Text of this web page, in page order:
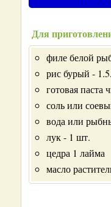
Для
филе белой
рис бурый -
готовая паста
соль или
вода или
лук - 1 шт.
цедра 1 лайма
масло